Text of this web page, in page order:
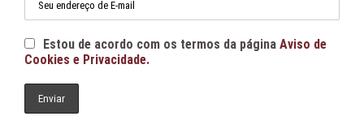
Estou de acordo com os termos da página Aviso de
Cookies e Privacidade.